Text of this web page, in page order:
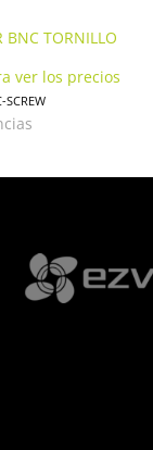
BNC TORNILLO
ver los precios
SCREW